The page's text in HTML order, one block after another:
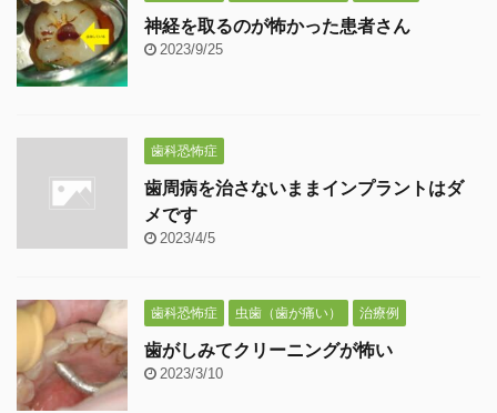
神経を取るのが怖かった患者さん
2023/9/25
歯科恐怖症
歯周病を治さないままインプラントはダ
メです
2023/4/5
歯科恐怖症 虫歯（歯が痛い） 治療例
歯がしみてクリーニングが怖い
2023/3/10